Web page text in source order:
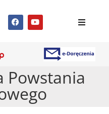
Powstania